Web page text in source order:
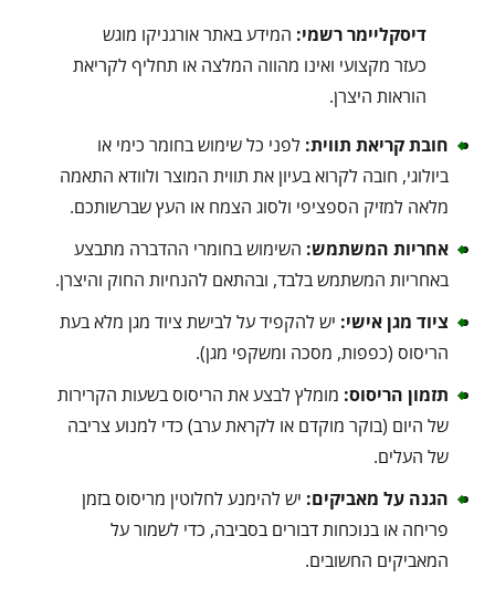
דיסקליימר רשמי: המידע באתר אורגניקו מוגש
כעזר מקצועי ואינו מהווה המלצה או תחליף לקריאת
הוראות היצרן.
חובת קריאת תווית: לפני כל שימוש בחומר כימי או
ביולוגי, חובה לקרוא בעיון את תווית המוצר ולוודא התאמה
מלאה למזיק הספציפי ולסוג הצמח או העץ שברשותכם.
אחריות המשתמש: השימוש בחומרי ההדברה מתבצע
באחריות המשתמש בלבד, ובהתאם להנחיות החוק והיצרן.
ציוד מגן אישי: יש להקפיד על לבישת ציוד מגן מלא בעת
הריסוס (כפפות, מסכה ומשקפי מגן).
תזמון הריסוס: מומלץ לבצע את הריסוס בשעות הקרירות
של היום (בוקר מוקדם או לקראת ערב) כדי למנוע צריבה
של העלים.
הגנה על מאביקים: יש להימנע לחלוטין מריסוס בזמן
פריחה או בנוכחות דבורים בסביבה, כדי לשמור על
המאביקים החשובים.